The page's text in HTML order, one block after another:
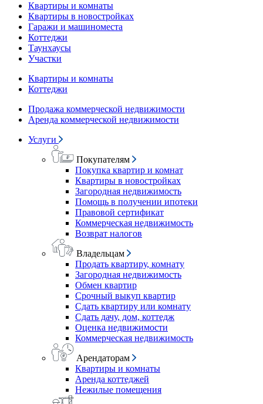
Квартиры и комнаты
Квартиры в новостройках
Гаражи и машиноместа
Коттеджи
Таунхаусы
Участки
Квартиры и комнаты
Коттеджи
Продажа коммерческой недвижимости
Аренда коммерческой недвижимости
Услуги
Покупателям
Покупка квартир и комнат
Квартиры в новостройках
Загородная недвижимость
Помощь в получении ипотеки
Правовой сертификат
Коммерческая недвижимость
Возврат налогов
Владельцам
Продать квартиру, комнату
Загородная недвижимость
Обмен квартир
Срочный выкуп квартир
Сдать квартиру или комнату
Сдать дачу, дом, коттедж
Оценка недвижимости
Коммерческая недвижимость
Арендаторам
Квартиры и комнаты
Аренда коттеджей
Нежилые помещения